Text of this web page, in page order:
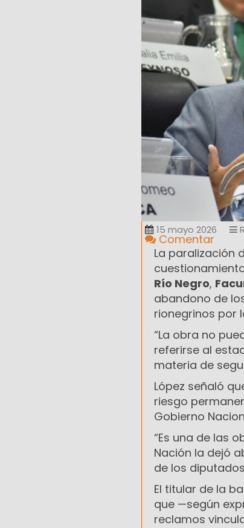
15 mayo 2026
Comentar
La paralización
Río Negro,
abandono de
rionegrinos por
“La obra no
referirse al
materia de
López señaló
riesgo
Gobierno
“Es una de las
Nación la dejó
de los
El titular de la
que —según
reclamos